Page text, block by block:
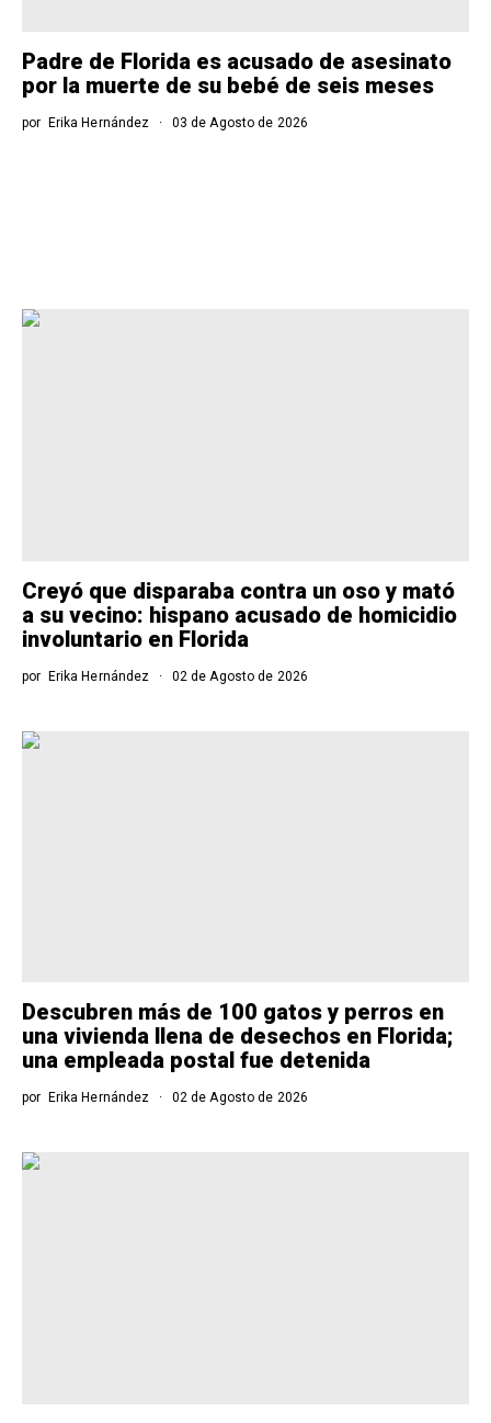
Padre de Florida es acusado de asesinato
por la muerte de su bebé de seis meses
por Erika Hernández 03 de Agosto de 2026
Creyó que disparaba contra un oso y mató
a su vecino: hispano acusado de homicidio
involuntario en Florida
por Erika Hernández 02 de Agosto de 2026
Descubren más de 100 gatos y perros en
una vivienda llena de desechos en Florida;
una empleada postal fue detenida
por Erika Hernández 02 de Agosto de 2026